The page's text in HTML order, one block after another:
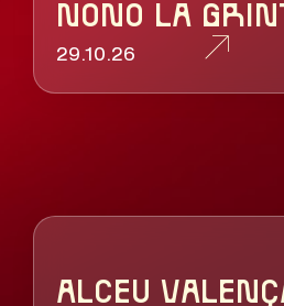
NONO LA
29.10.26
ALCEU